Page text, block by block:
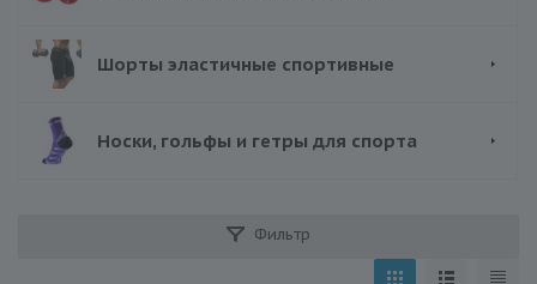
Шорты эластичные спортивные
Носки, гольфы и гетры для спорта
Фильтр